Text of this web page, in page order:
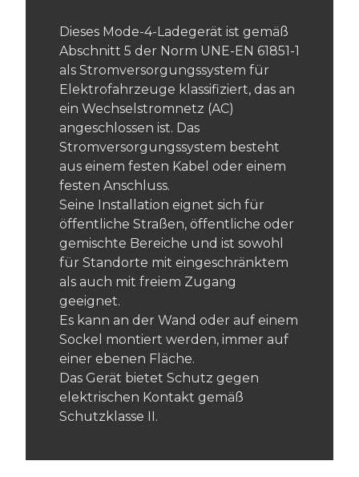
Dieses Mode-4-Ladegerät ist gemäß
Abschnitt 5 der Norm UNE-EN 61851-1
als Stromversorgungssystem für
Elektrofahrzeuge klassifiziert, das an
ein Wechselstromnetz (AC)
angeschlossen ist. Das
Stromversorgungssystem besteht
aus einem festen Kabel oder einem
festen Anschluss.
Seine Installation eignet sich für
öffentliche Straßen, öffentliche oder
gemischte Bereiche und ist sowohl
für Standorte mit eingeschränktem
als auch mit freiem Zugang
geeignet.
Es kann an der Wand oder auf einem
Sockel montiert werden, immer auf
einer ebenen Fläche.
Das Gerät bietet Schutz gegen
elektrischen Kontakt gemäß
Schutzklasse II.